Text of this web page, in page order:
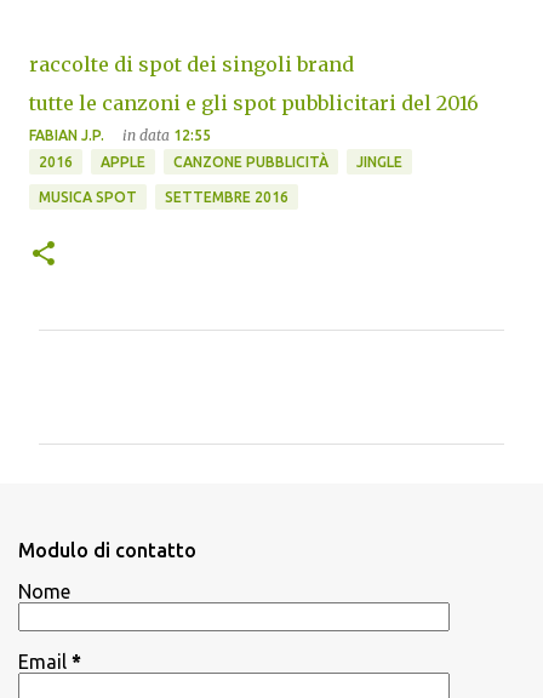
raccolte di spot dei singoli brand
tutte le canzoni e gli spot pubblicitari del 2016
FABIAN J.P. in data 12:55
2016
APPLE CANZONE PUBBLICITÀ JINGLE
MUSICA SPOT SETTEMBRE 2016
i
Modulo di contatto
Nome
Email *